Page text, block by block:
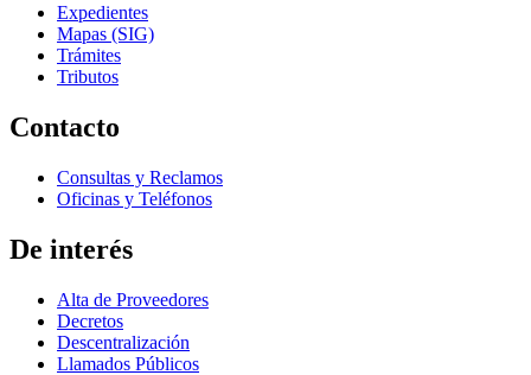
Expedientes
Mapas (SIG)
Trámites
Tributos
Contacto
Consultas y Reclamos
Oficinas y Teléfonos
De interés
Alta de Proveedores
Decretos
Descentralización
Llamados Públicos